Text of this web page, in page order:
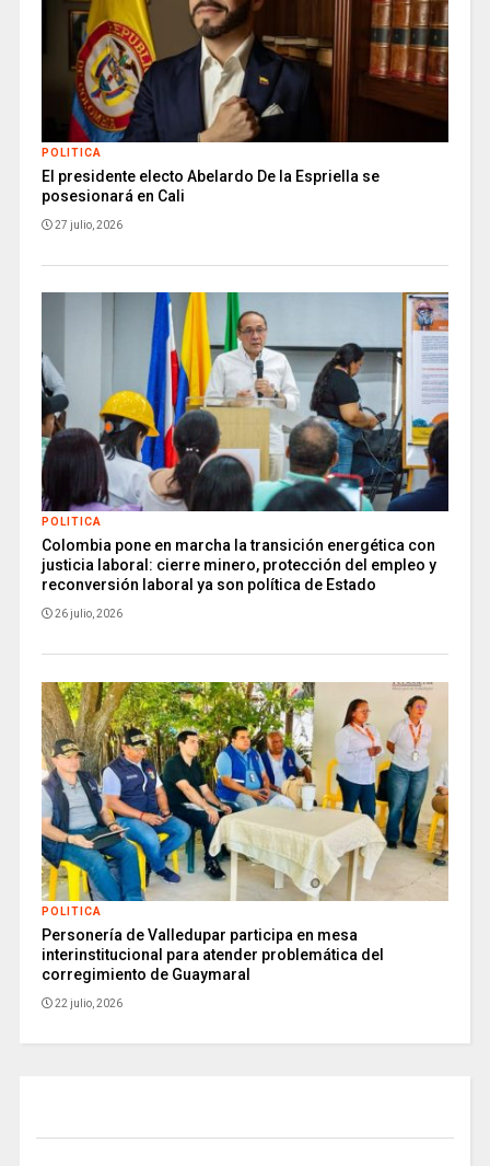
POLITICA
El presidente electo Abelardo De la Espriella se
posesionará en Cali
27 julio, 2026
POLITICA
Colombia pone en marcha la transición energética con
justicia laboral: cierre minero, protección del empleo y
reconversión laboral ya son política de Estado
26 julio, 2026
POLITICA
Personería de Valledupar participa en mesa
interinstitucional para atender problemática del
corregimiento de Guaymaral
22 julio, 2026